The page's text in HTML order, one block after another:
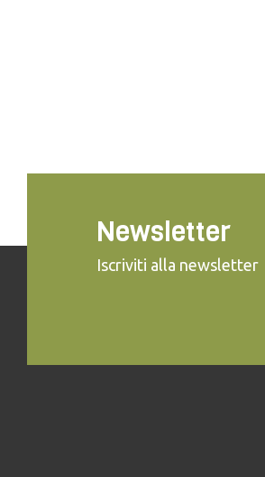
Newsletter
Iscriviti alla newsletter